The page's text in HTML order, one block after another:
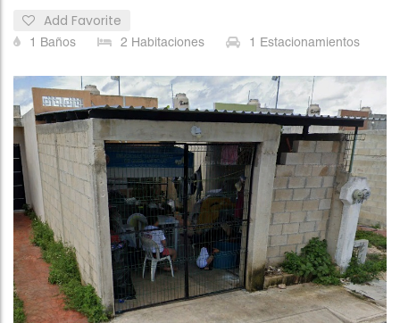
Add Favorite
1 Baños 2 Habitaciones 1 Estacionamientos